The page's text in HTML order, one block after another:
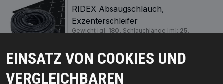
EINSATZ VON COOKIES UND
VERGLEICHBAREN
RIDEX Absaugschlauch,
Exzenterschleifer
Gewicht [g]: 180, Schlauchlänge [m]: 25,
RIDEX, EAN-Nummer(n):4065739093187
Verfügbarkeit im Lager: